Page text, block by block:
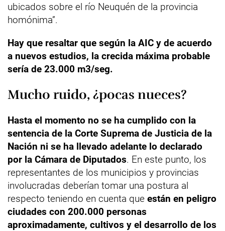
ubicados sobre el río Neuquén de la provincia
homónima”.
Hay que resaltar que según la AIC y de acuerdo
a nuevos estudios, la crecida máxima probable
sería de 23.000 m3/seg.
Mucho ruido, ¿pocas nueces?
Hasta el momento no se ha cumplido con la
sentencia de la Corte Suprema de Justicia de la
Nación ni se ha llevado adelante lo declarado
por la Cámara de Diputados. En este punto, los
representantes de los municipios y provincias
involucradas deberían tomar una postura al
respecto teniendo en cuenta que están en peligro
ciudades con 200.000 personas
aproximadamente, cultivos y el desarrollo de los